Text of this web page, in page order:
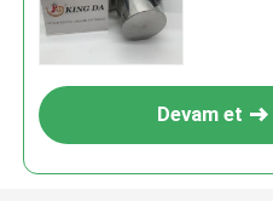
Devam et